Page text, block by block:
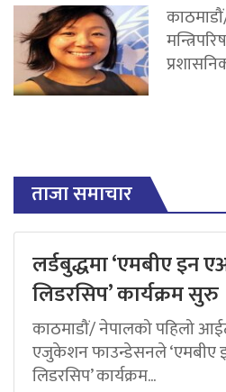
ताजा समाचार
लर्डबुद्धमा ‘एमबीए इन
लिडरसिप’ कार्यक्रम सुरु
काठमाडौं/ नेपालको पहिलो
एजुकेशन फाउन्डेसनले ‘एमबीए
लिडरसिप’ कार्यक्रम...